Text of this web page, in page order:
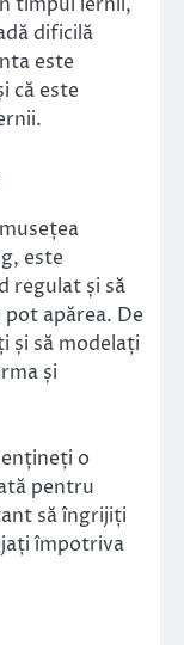
dificilă
este
că este
este
regulat și să
apărea. De
și să modelați
și
o
pentru
să îngrijiți
împotriva